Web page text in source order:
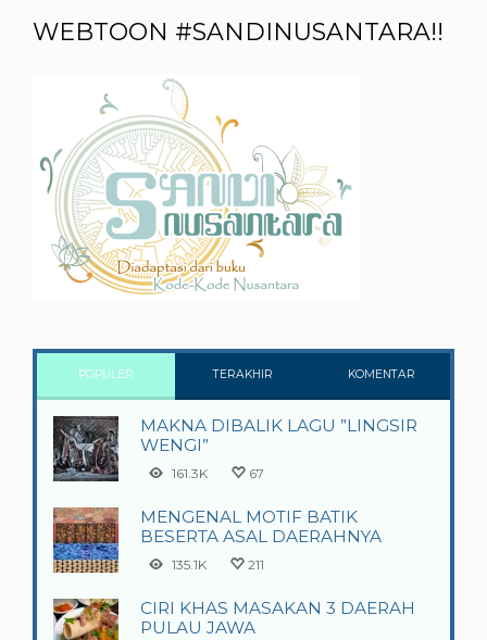
WEBTOON #SANDINUSANTARA!!
POPULER TERAKHIR KOMENTAR
MAKNA DIBALIK LAGU ”LINGSIR
WENGI”
161.3K 67
MENGENAL MOTIF BATIK
BESERTA ASAL DAERAHNYA
135.1K 211
CIRI KHAS MASAKAN 3 DAERAH
PULAU JAWA